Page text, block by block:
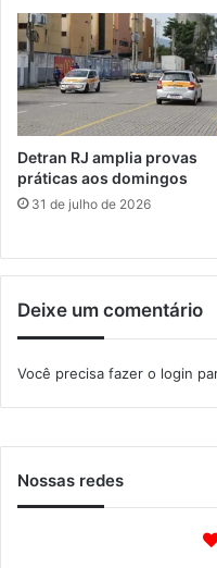
s
p
ú
b
l
i
c
o
s
i
r
o
T
e
i
x
e
,
e
I
g
u
Detran RJ amplia provas
práticas aos domingos
31 de julho de 2026
Deixe um comentário
Você precisa fazer o login
Nossas redes